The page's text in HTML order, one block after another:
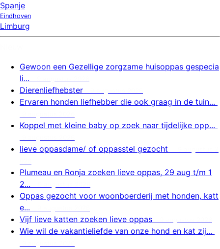
Spanje
Eindhoven
Limburg
Gewoon een Gezellige zorgzame huisoppas gespecia
li...
Dierenliefhebster
Ervaren honden liefhebber die ook graag in de tuin...
Koppel met kleine baby op zoek naar tijdelijke opp...
lieve oppasdame/ of oppasstel gezocht
Plumeau en Ronja zoeken lieve oppas, 29 aug t/m 1
2...
Oppas gezocht voor woonboerderij met honden, katt
e...
Vijf lieve katten zoeken lieve oppas
Wie wil de vakantieliefde van onze hond en kat zij...